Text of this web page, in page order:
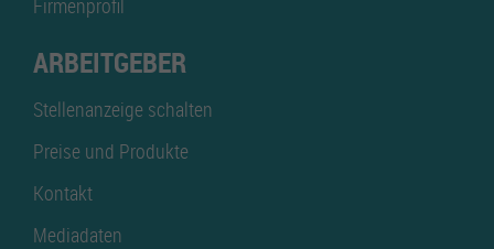
Firmenprofil
ARBEITGEBER
Stellenanzeige schalten
Preise und Produkte
Kontakt
Mediadaten